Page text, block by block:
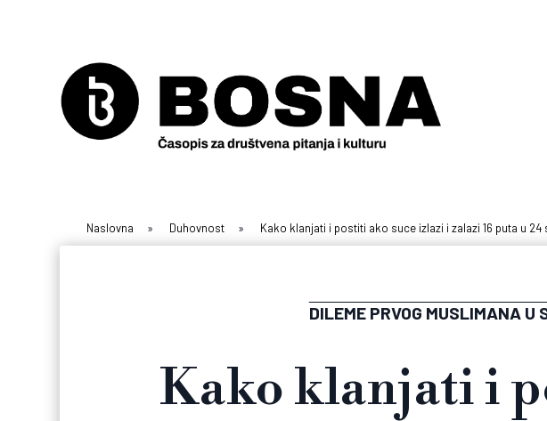
Naslovna » Duhovnost » Kako klanjati i postiti ako suce izlazi i zalazi 16 puta u 24
DILEME PRVOG MUSLIMANA U
Kako klanjati i